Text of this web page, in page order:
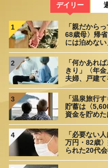
デイリー
1
「親だから
68歳母〉帰
には泊めない
2
「何かあれ
きり」〈年
夫婦、戸建
3
「温泉旅行
貯蓄は〈
資金を貯め
4
「必要ない
万円・82歳
られた20代